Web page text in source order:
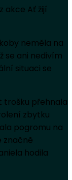
akce Ať žijí
neměla na
se ani nedivím
situaci se
trošku přehnala
zbytku
pogromu na
značně
hodila